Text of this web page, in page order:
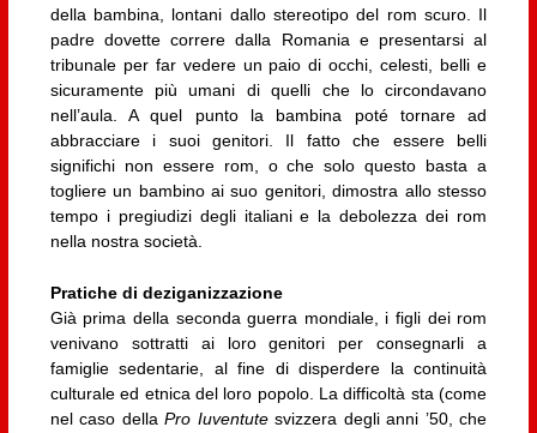
della bambina, lontani dallo stereotipo del rom scuro. Il
padre dovette correre dalla Romania e presentarsi al
tribunale per far vedere un paio di occhi, celesti, belli e
sicuramente più umani di quelli che lo circondavano
nell’aula. A quel punto la bambina poté tornare ad
abbracciare i suoi genitori. Il fatto che essere belli
significhi non essere rom, o che solo questo basta a
togliere un bambino ai suo genitori, dimostra allo stesso
tempo i pregiudizi degli italiani e la debolezza dei rom
nella nostra società.
Pratiche di deziganizzazione
Già prima della seconda guerra mondiale, i figli dei rom
venivano sottratti ai loro genitori per consegnarli a
famiglie sedentarie, al fine di disperdere la continuità
culturale ed etnica del loro popolo. La difficoltà sta (come
nel caso dellaPro Iuventutesvizzera degli anni ’50, che